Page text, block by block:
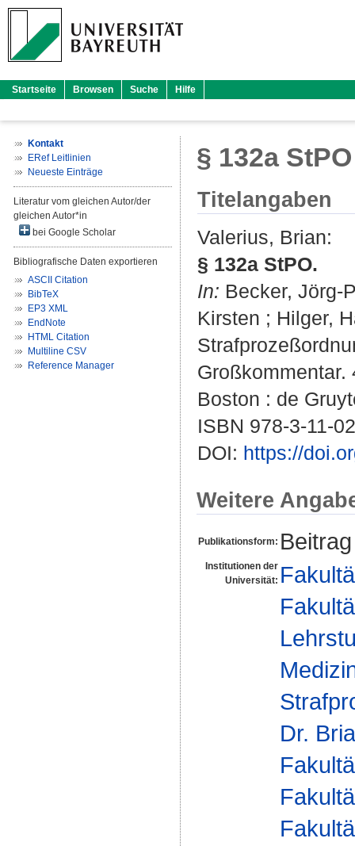
Startseite Browsen Suche Hilfe
Kontakt
ERef Leitlinien
Neueste Einträge
Literatur vom gleichen Autor/der
gleichen Autor*in
bei Google Scholar
Bibliografische Daten exportieren
ASCII Citation
BibTeX
EP3 XML
EndNote
HTML Citation
Multiline CSV
Reference Manager
§ 132a StPO
Titelangaben
Valerius, Brian:
§ 132a StPO.
In: Becker, Jörg-
Kirsten ; Hilger,
Großkommentar.
Boston : de
ISBN 978-3-11-
DOI: https://
Weitere
Publikationsform:
Institutionen der
Universität:
Dr.